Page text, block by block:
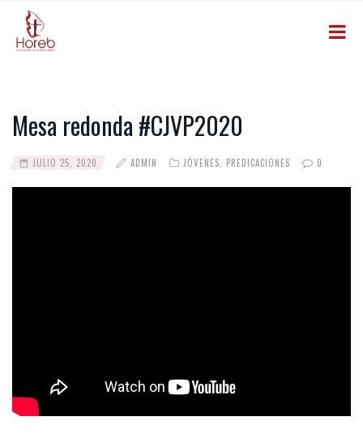
Mesa redonda #CJVP2020
JULIO 25, 2020 ADMIN JÓVENES PREDICACIONES 0